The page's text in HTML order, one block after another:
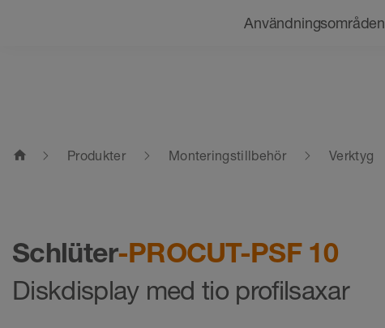
Användningsområden
home Produkter Monteringstillbehör Verktyg
Schlüter-PROCUT-PSF 10
Diskdisplay med tio profilsaxar